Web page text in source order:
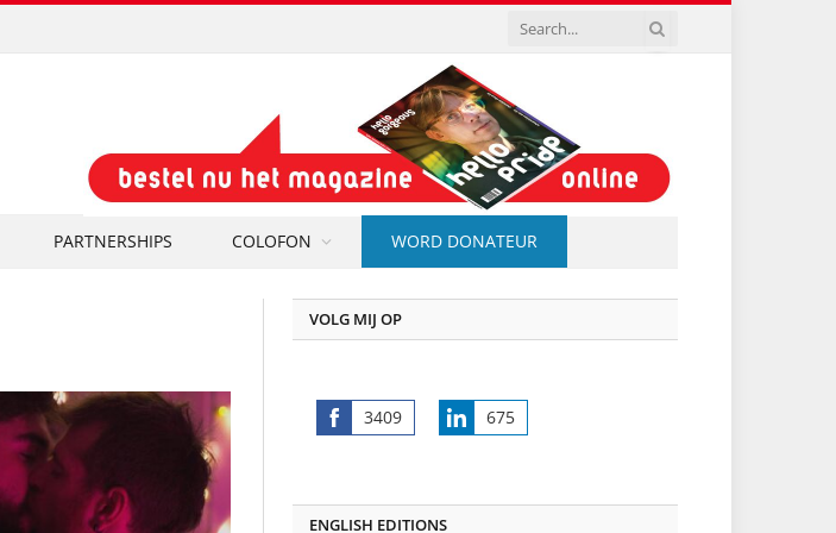
PARTNERSHIPS COLOFON WORD DONATEUR
VOLG MIJ OP
3409
Share
675
Share
ENGLISH EDITIONS